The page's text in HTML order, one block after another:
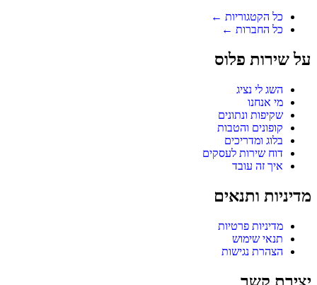
כל הקטגוריות ←
כל החברות ←
על שירות פלוס
השג לי נציג
מי אנחנו
שקיפות ונתונים
קופונים והטבות
בלוג ומדריכים
דוח שירות לעסקים
איך זה עובד
מדיניות ותנאים
מדיניות פרטיות
תנאי שימוש
הצהרת נגישות
יצירת קשר